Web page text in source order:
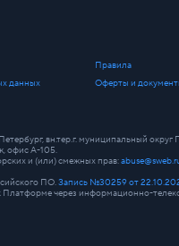
Правила
данных
Оферты и
вн.тер.г. муниципальный округ
офис А-105.
и (или) смежных прав:
ПО.Запись №30259 от
Платформе через информационно-